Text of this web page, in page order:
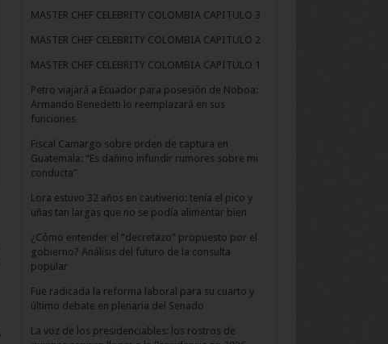
MASTER CHEF CELEBRITY COLOMBIA CAPITULO 3
MASTER CHEF CELEBRITY COLOMBIA CAPITULO 2
MASTER CHEF CELEBRITY COLOMBIA CAPITULO 1
Petro viajará a Ecuador para posesión de Noboa:
Armando Benedetti lo reemplazará en sus
funciones
Fiscal Camargo sobre orden de captura en
Guatemala: “Es dañino infundir rumores sobre mi
conducta”
Lora estuvo 32 años en cautiverio: tenía el pico y
uñas tan largas que no se podía alimentar bien
¿Cómo entender el “decretazo” propuesto por el
gobierno? Análisis del futuro de la consulta
popular
Fue radicada la reforma laboral para su cuarto y
último debate en plenaria del Senado
La voz de los presidenciables: los rostros de